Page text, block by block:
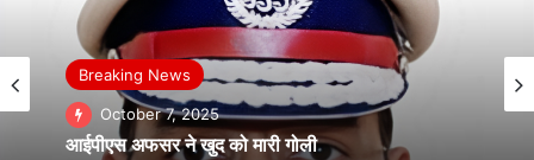
Breaking News
October 7, 2025
आईपीएस अफसर ने खुद को मारी गोली